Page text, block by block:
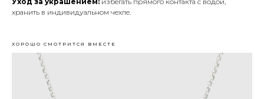
хранить в индивидуальном чехле.
ХОРОШО СМОТРИТСЯ ВМЕСТЕ